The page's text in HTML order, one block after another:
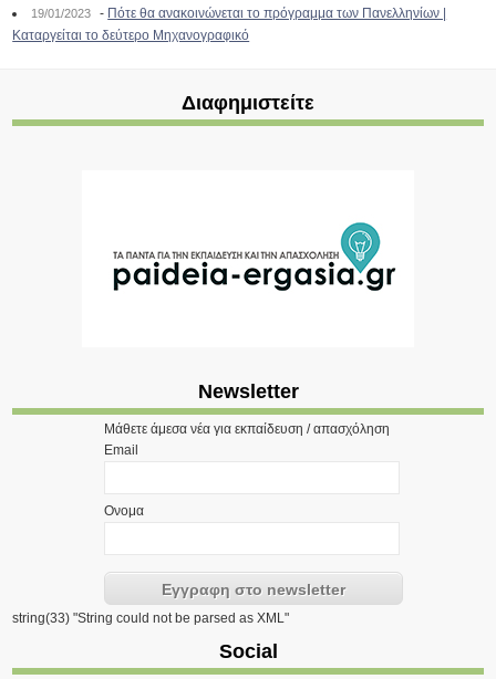
19/01/2023 - Πότε θα ανακοινώνεται το πρόγραμμα των Πανελληνίων |
Καταργείται το δεύτερο Μηχανογραφικό
Διαφημιστείτε
Newsletter
Μάθετε άμεσα νέα για εκπαίδευση / απασχόληση
Email
Ονομα
string(33) "String could not be parsed as XML"
Social